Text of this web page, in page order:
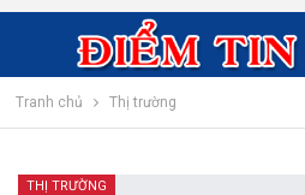
Tranh chủ Thị trường
THỊ TRƯỜNG